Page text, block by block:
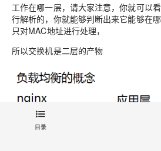
工作在哪一层，请大家注意，你就可以
行解析的，你就能够判断出来它能够在
只对MAC地址进行处理，
所以交换机是二层的产物
目录